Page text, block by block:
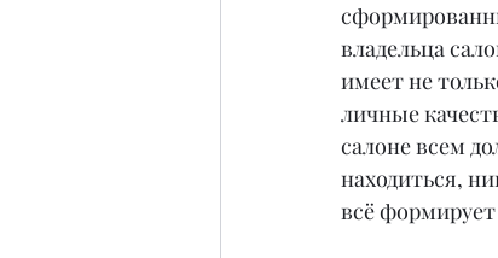
владельца
имеет не
личные
салоне всем
находиться,
всё